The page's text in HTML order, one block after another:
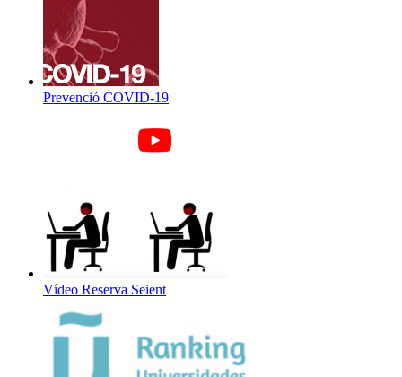
Prevenció COVID-19
Vídeo Reserva Seient